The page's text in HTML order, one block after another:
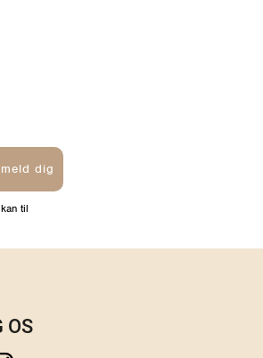
dig
til
OS